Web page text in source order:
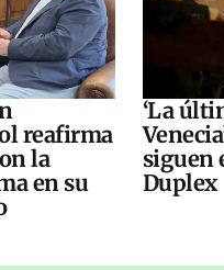
reafirma
la
en su
‘La
siguen
Duplex